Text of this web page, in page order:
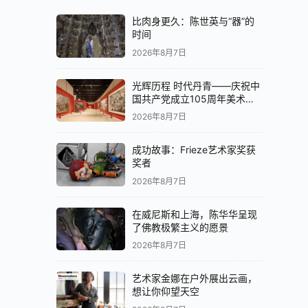
比肉身更久：陈世英与“器”的
时间
2026年8月7日
光辉历程 时代丹青——庆祝中
国共产党成立105周年美术作
品展在京开展
2026年8月7日
成功故事：Frieze艺术家奖获
奖者
2026年8月7日
在威尼斯和上海，陈华华呈现
了佛教极繁主义的愿景
2026年8月7日
艺术家金娜在户外展出云画，
想让你仰望天空